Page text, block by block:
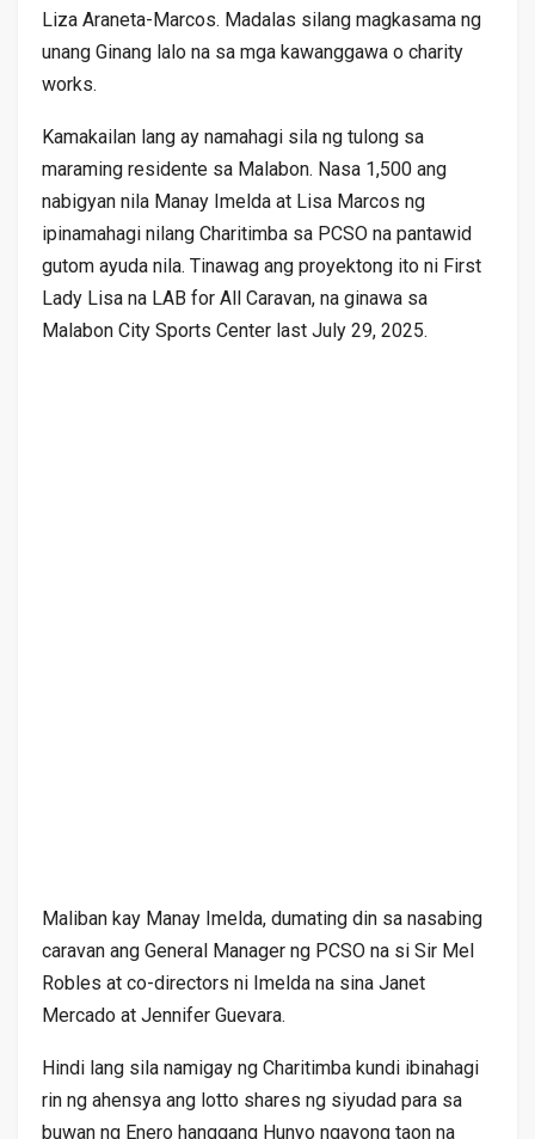
Liza Araneta-Marcos. Madalas silang magkasama ng
unang Ginang lalo na sa mga kawanggawa o charity
works.
Kamakailan lang ay namahagi sila ng tulong sa
maraming residente sa Malabon. Nasa 1,500 ang
nabigyan nila Manay Imelda at Lisa Marcos ng
ipinamahagi nilang Charitimba sa PCSO na pantawid
gutom ayuda nila. Tinawag ang proyektong ito ni First
Lady Lisa na LAB for All Caravan, na ginawa sa
Malabon City Sports Center last July 29, 2025.
Maliban kay Manay Imelda, dumating din sa nasabing
caravan ang General Manager ng PCSO na si Sir Mel
Robles at co-directors ni Imelda na sina Janet
Mercado at Jennifer Guevara.
Hindi lang sila namigay ng Charitimba kundi ibinahagi
rin ng ahensya ang lotto shares ng siyudad para sa
buwan ng Enero hanggang Hunyo ngayong taon na